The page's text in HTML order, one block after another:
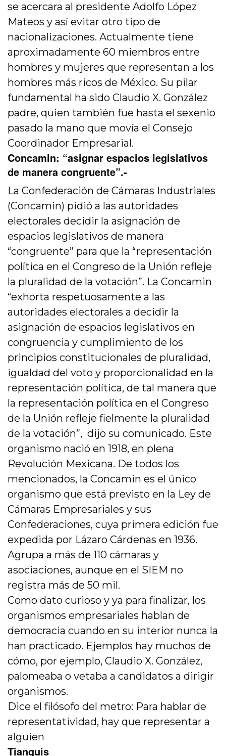
se acercara al presidente Adolfo López
Mateos y así evitar otro tipo de
nacionalizaciones. Actualmente tiene
aproximadamente 60 miembros entre
hombres y mujeres que representan a los
hombres más ricos de México. Su pilar
fundamental ha sido Claudio X. González
padre, quien también fue hasta el sexenio
pasado la mano que movía el Consejo
Coordinador Empresarial.
Concamin: “asignar espacios legislativos
de manera congruente”.-
La Confederación de Cámaras Industriales
(Concamin) pidió a las autoridades
electorales decidir la asignación de
espacios legislativos de manera
“congruente” para que la “representación
política en el Congreso de la Unión refleje
la pluralidad de la votación”. La Concamin
“exhorta respetuosamente a las
autoridades electorales a decidir la
asignación de espacios legislativos en
congruencia y cumplimiento de los
principios constitucionales de pluralidad,
igualdad del voto y proporcionalidad en la
representación política, de tal manera que
la representación política en el Congreso
de la Unión refleje fielmente la pluralidad
de la votación”, dijo su comunicado. Este
organismo nació en 1918, en plena
Revolución Mexicana. De todos los
mencionados, la Concamin es el único
organismo que está previsto en la Ley de
Cámaras Empresariales y sus
Confederaciones, cuya primera edición fue
expedida por Lázaro Cárdenas en 1936.
Agrupa a más de 110 cámaras y
asociaciones, aunque en el SIEM no
registra más de 50 mil.
Como dato curioso y ya para finalizar, los
organismos empresariales hablan de
democracia cuando en su interior nunca la
han practicado. Ejemplos hay muchos de
cómo, por ejemplo, Claudio X. González,
palomeaba o vetaba a candidatos a dirigir
organismos.
Dice el filósofo del metro: Para hablar de
representatividad, hay que representar a
alguien
Tianguis